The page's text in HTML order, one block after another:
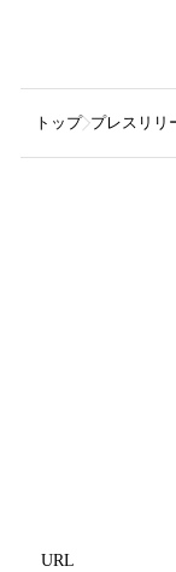
トップ プレスリリ
URL